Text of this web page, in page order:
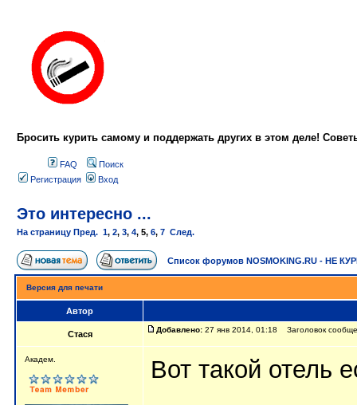
Бросить курить самому и поддержать других в этом деле!
FAQ
Поиск
Регистрация
Вход
Это интересно ...
На страницу Пред. 1, 2, 3, 4, 5, 6, 7 След.
Список форумов NOSMOKING.RU - НЕ
Версия для печати
Автор
Стася Добавлено: 27 янв 2014, 01:18 Заголовок
Aкaдeм. Вот такой отель